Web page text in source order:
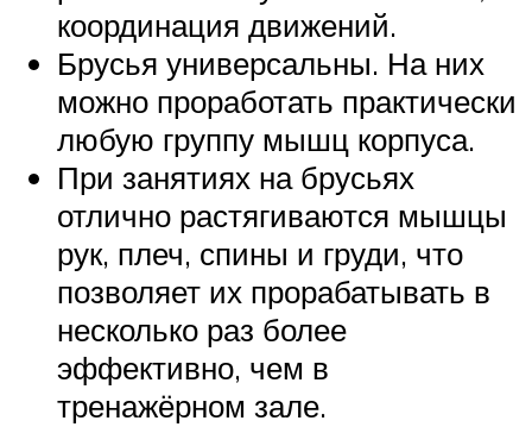
координация движений.
Брусья универсальны. На них
можно проработать практически
любую группу мышц корпуса.
При занятиях на брусьях
отлично растягиваются мышцы
рук, плеч, спины и груди, что
позволяет их прорабатывать в
несколько раз более
эффективно, чем в
тренажёрном зале.